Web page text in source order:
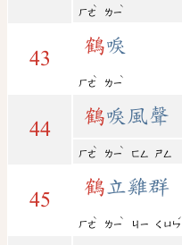
ㄏㄜ
ˋ
ㄌㄧ
ˋ
43
鶴唳
ㄏㄜ
ˋ
ㄌㄧ
ˋ
44
鶴唳風聲
ㄏㄜ
ˋ
ㄌㄧ
ˋ
ㄈㄥ ㄕㄥ
45
鶴立雞群
ㄏㄜ
ˋ
ㄌㄧ
ˋ
ㄐㄧ ㄑㄩㄣ
ˊ